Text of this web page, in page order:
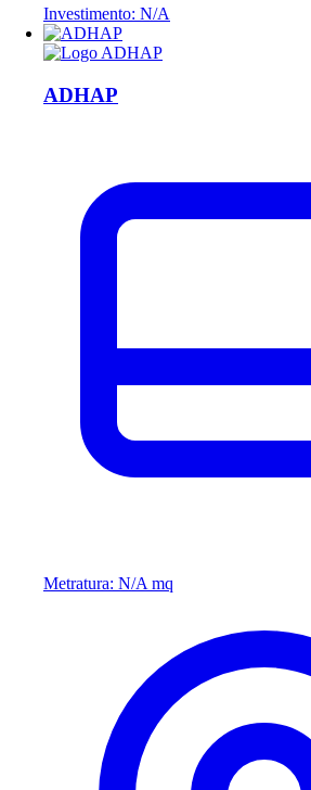
Investimento: N/A
ADHAP
Metratura: N/A mq